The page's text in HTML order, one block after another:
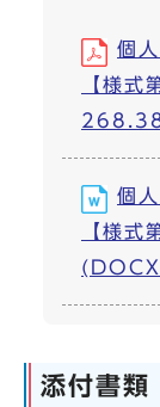
個
【様
個
【様
添付書類